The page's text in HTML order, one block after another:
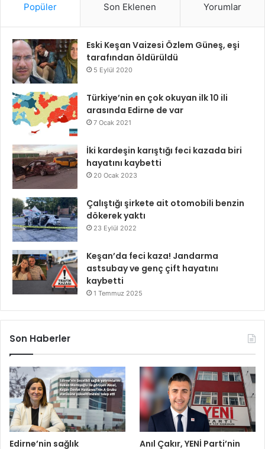
Popüler Son Eklenen Yorumlar
Eski Keşan Vaizesi Özlem Güneş, eşi
tarafından öldürüldü
5 Eylül 2020
Türkiye’nin en çok okuyan ilk 10 ili
arasında Edirne de var
7 Ocak 2021
İki kardeşin karıştığı feci kazada biri
hayatını kaybetti
20 Ocak 2023
Çalıştığı şirkete ait otomobili benzin
dökerek yaktı
23 Eylül 2022
Keşan’da feci kaza! Jandarma
astsubay ve genç çift hayatını
kaybetti
1 Temmuz 2025
Son Haberler
Edirne’nin sağlık
Anıl Çakır, YENİ Parti’nin